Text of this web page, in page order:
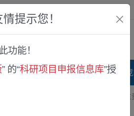
公众版
项目库 项目指南库 奖项
> 关于印发《国家自然科学基金委员会
提示您！
功能！
” 的“科研项目申报信息库”授